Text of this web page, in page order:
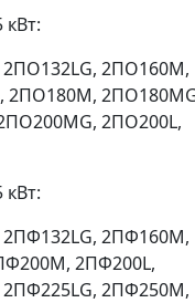
2ПО160M,
2ПО180M,
2ПО200L,
2ПФ160M,
2ПФ200L,
2ПФ250M,